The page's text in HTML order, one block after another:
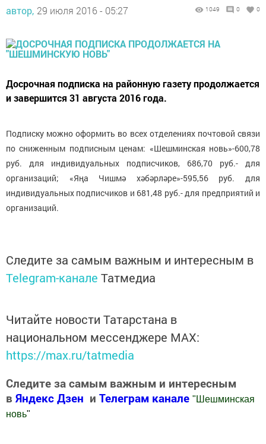
автор, 29 июля 2016 - 05:27 1049 0 0
Досрочная подписка на районную газету продолжается
и завершится 31 августа 2016 года.
Подписку можно оформить во всех отделениях почтовой связи
по сниженным подписным ценам: «Шешминская новь»-600,78
руб. для индивидуальных подписчиков, 686,70 руб.- для
организаций; «Яңа Чишмә хәбәрләре»-595,56 руб. для
индивидуальных подписчиков и 681,48 руб.- для предприятий и
организаций.
Следите за самым важным и интересным в
Telegram-канале Татмедиа
Читайте новости Татарстана в
национальном мессенджере MАХ:
https://max.ru/tatmedia
Следите за самым важным и интересным
в Яндекс Дзен и Телеграм канале " Шешминская
новь"